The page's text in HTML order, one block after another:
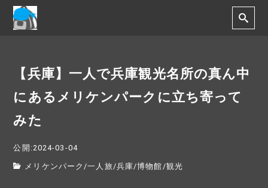
【兵庫】一人で兵庫観光名所の真ん中
にあるメリケンパークに立ち寄って
みた
公開:2024-03-04
メリケンパーク /一人旅/兵庫/博物館 /観光